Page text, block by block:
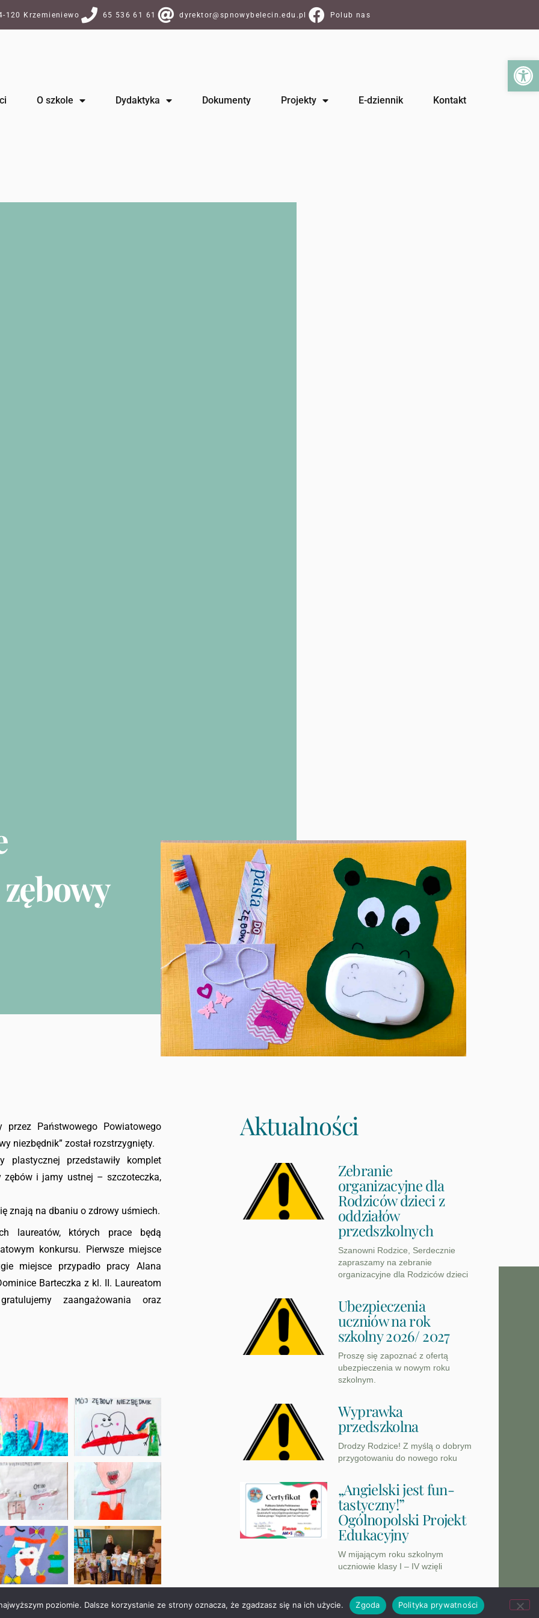
120 Krzemieniewo 65 536 61 61 dyrektor@spnowybelecin.edu.pl Polub nas
O szkole Dydaktyka Dokumenty Projekty E-dziennik Kontakt
przez Państwowego Powiatowego
niezbędnik” został rozstrzygnięty.
przedstawiły komplet
zębów i jamy ustnej – szczoteczka,
znają na dbaniu o zdrowy uśmiech.
laureatów, których prace będą
konkursu. Pierwsze miejsce
miejsce przypadło pracy Alana
Barteczka z kl. II. Laureatom
zaangażowania oraz
Aktualności
Zebranie
organizacyjne dla
Rodziców dzieci z
oddziałów
przedszkolnych
Szanowni Rodzice, Serdecznie
zapraszamy na zebranie
organizacyjne dla Rodziców dzieci
Ubezpieczenia
uczniów na rok
szkolny 2026/ 2027
Proszę się zapoznać z ofertą
ubezpieczenia w nowym roku
szkolnym.
Wyprawka
przedszkolna
Drodzy Rodzice! Z myślą o dobrym
przygotowaniu do nowego roku
„Angielski jest fun-
tastyczny!”
Ogólnopolski Projekt
Edukacyjny
W mijającym roku szkolnym
uczniowie klasy I – IV wzięli
poziomie. Dalsze korzystanie ze strony oznacza, że zgadzasz się na ich użycie. Zgoda Polityka prywatności